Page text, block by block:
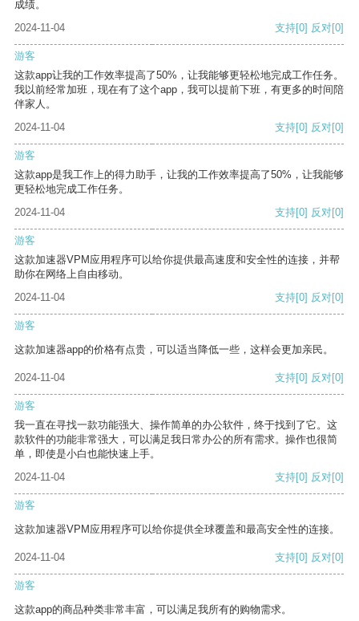
成绩。
2024-11-04
支持[0] 反对[0]
游客
这款app让我的工作效率提高了50%，让我能够更轻松地完成工作任务。
我以前经常加班，现在有了这个app，我可以提前下班，有更多的时间陪
伴家人。
2024-11-04
支持[0] 反对[0]
游客
这款app是我工作上的得力助手，让我的工作效率提高了50%，让我能够
更轻松地完成工作任务。
2024-11-04
支持[0] 反对[0]
游客
这款加速器VPM应用程序可以给你提供最高速度和安全性的连接，并帮
助你在网络上自由移动。
2024-11-04
支持[0] 反对[0]
游客
这款加速器app的价格有点贵，可以适当降低一些，这样会更加亲民。
2024-11-04 支持[0] 反对[0]
游客
我一直在寻找一款功能强大、操作简单的办公软件，终于找到了它。这
款软件的功能非常强大，可以满足我日常办公的所有需求。操作也很简
单，即使是小白也能快速上手。
2024-11-04
支持[0] 反对[0]
游客
这款加速器VPM应用程序可以给你提供全球覆盖和最高安全性的连接。
2024-11-04 支持[0] 反对[0]
游客
这款app的商品种类非常丰富，可以满足我所有的购物需求。